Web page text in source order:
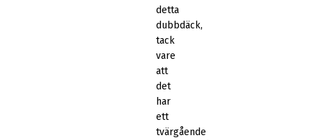
detta
dubbdäck,
tack
vare
att
det
har
ett
tvärgående